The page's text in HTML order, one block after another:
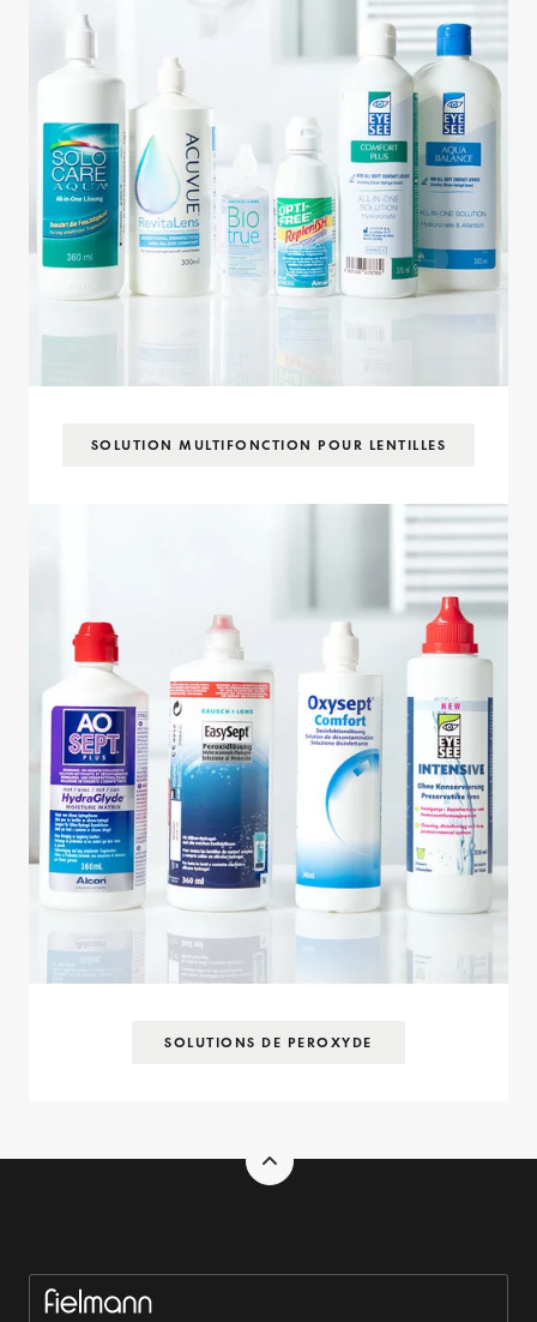
SOLUTION MULTIFONCTION POUR LENTILLES
SOLUTIONS DE PEROXYDE